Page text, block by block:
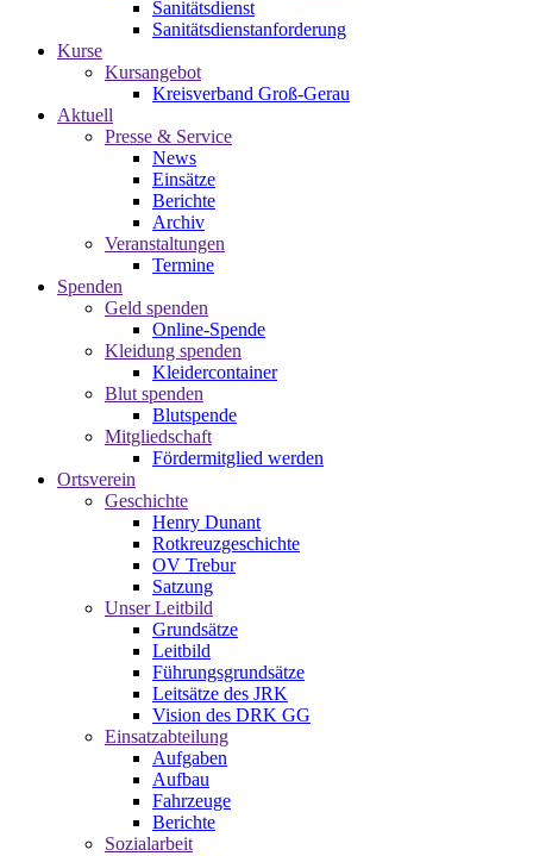
Sanitätsdienst
Sanitätsdienstanforderung
Kurse
Kursangebot
Kreisverband Groß-Gerau
Aktuell
Presse & Service
News
Einsätze
Berichte
Archiv
Veranstaltungen
Termine
Spenden
Geld spenden
Online-Spende
Kleidung spenden
Kleidercontainer
Blut spenden
Blutspende
Mitgliedschaft
Fördermitglied werden
Ortsverein
Geschichte
Henry Dunant
Rotkreuzgeschichte
OV Trebur
Satzung
Unser Leitbild
Grundsätze
Leitbild
Führungsgrundsätze
Leitsätze des JRK
Vision des DRK GG
Einsatzabteilung
Aufgaben
Aufbau
Fahrzeuge
Berichte
Sozialarbeit